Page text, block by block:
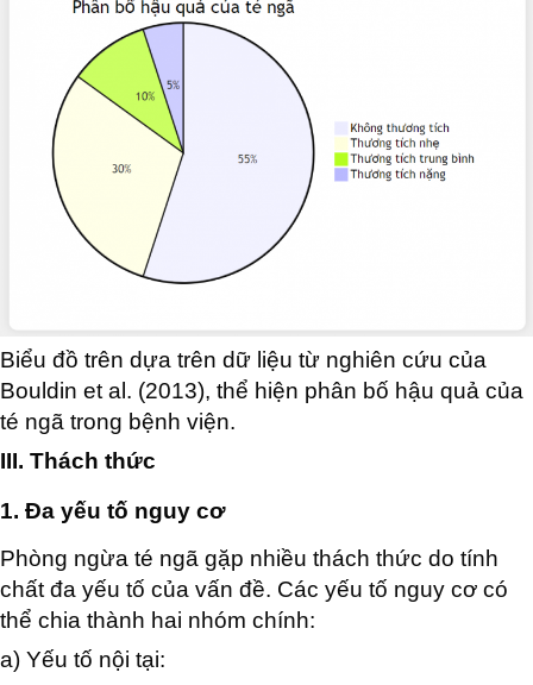
Biểu đồ trên dựa trên dữ liệu từ nghiên cứu của
Bouldin et al. (2013), thể hiện phân bố hậu quả của
té ngã trong bệnh viện.
III. Thách thức
1. Đa yếu tố nguy cơ
Phòng ngừa té ngã gặp nhiều thách thức do tính
chất đa yếu tố của vấn đề. Các yếu tố nguy cơ có
thể chia thành hai nhóm chính:
a) Yếu tố nội tại: